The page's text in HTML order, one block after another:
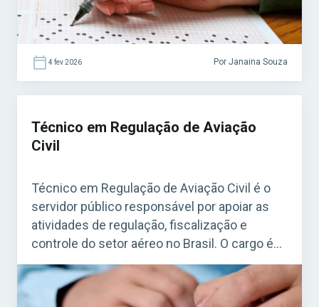
4 fev 2026 Por Janaina Souza
Técnico em Regulação de Aviação
Civil
Técnico em Regulação de Aviação Civil é o
servidor público responsável por apoiar as
atividades de regulação, fiscalização e
controle do setor aéreo no Brasil. O cargo é
essencial para garantir a segurança, a
eficiência e o cumprimento das normas que
regem a aviação civil. Acesse agora o Curso